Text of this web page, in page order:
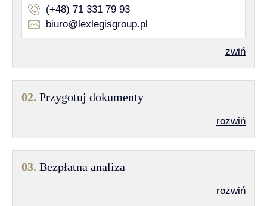
(+48) 71 331 79 93
biuro@lexlegisgroup.pl
zwiń
02. Przygotuj dokumenty
rozwiń
03. Bezpłatna analiza
rozwiń